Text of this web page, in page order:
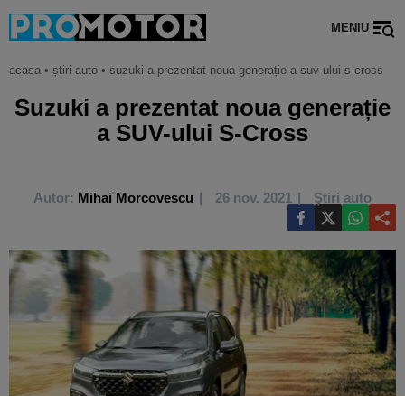
MENIU
acasa • știri auto • suzuki a prezentat noua generație a suv-ului s-cross
Suzuki a prezentat noua generație
a SUV-ului S-Cross
Autor: Mihai Morcovescu 26 nov. 2021 Știri auto